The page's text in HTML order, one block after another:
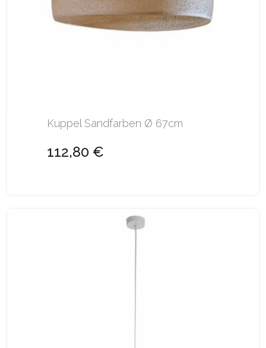
Kuppel Sandfarben Ø 67cm
112,80 €